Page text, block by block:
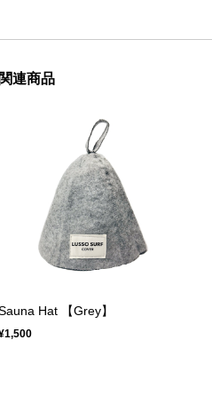
関連商品
Hat 【Grey】